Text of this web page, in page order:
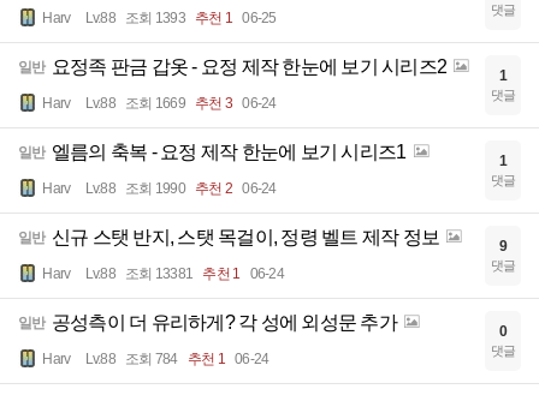
Harv Lv.88 조회 1393 추천 1 06-25 댓글
일반 요정족 판금 갑옷 - 요정 제작 한눈에 보기 시리즈2
Harv Lv.88 조회 1669 추천 3 06-24
1
댓글
일반 엘름의 축복 - 요정 제작 한눈에 보기 시리즈1
Harv Lv.88 조회 1990 추천 2 06-24
1
댓글
일반 신규 스탯 반지, 스탯 목걸이, 정령 벨트 제작 정보
Harv Lv.88 조회 13381 추천 1 06-24
9
댓글
일반 공성측이 더 유리하게? 각 성에 외성문 추가
Harv Lv.88 조회 784 추천 1 06-24
0
댓글